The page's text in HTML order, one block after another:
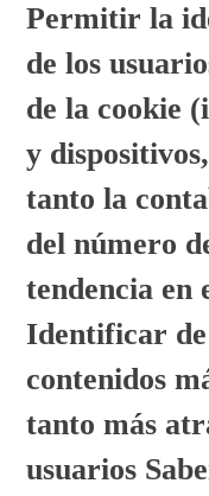
Permitir la
de los
de la cookie
y
tanto la
del número
tendencia en
Identificar
contenidos
tanto más
usuarios